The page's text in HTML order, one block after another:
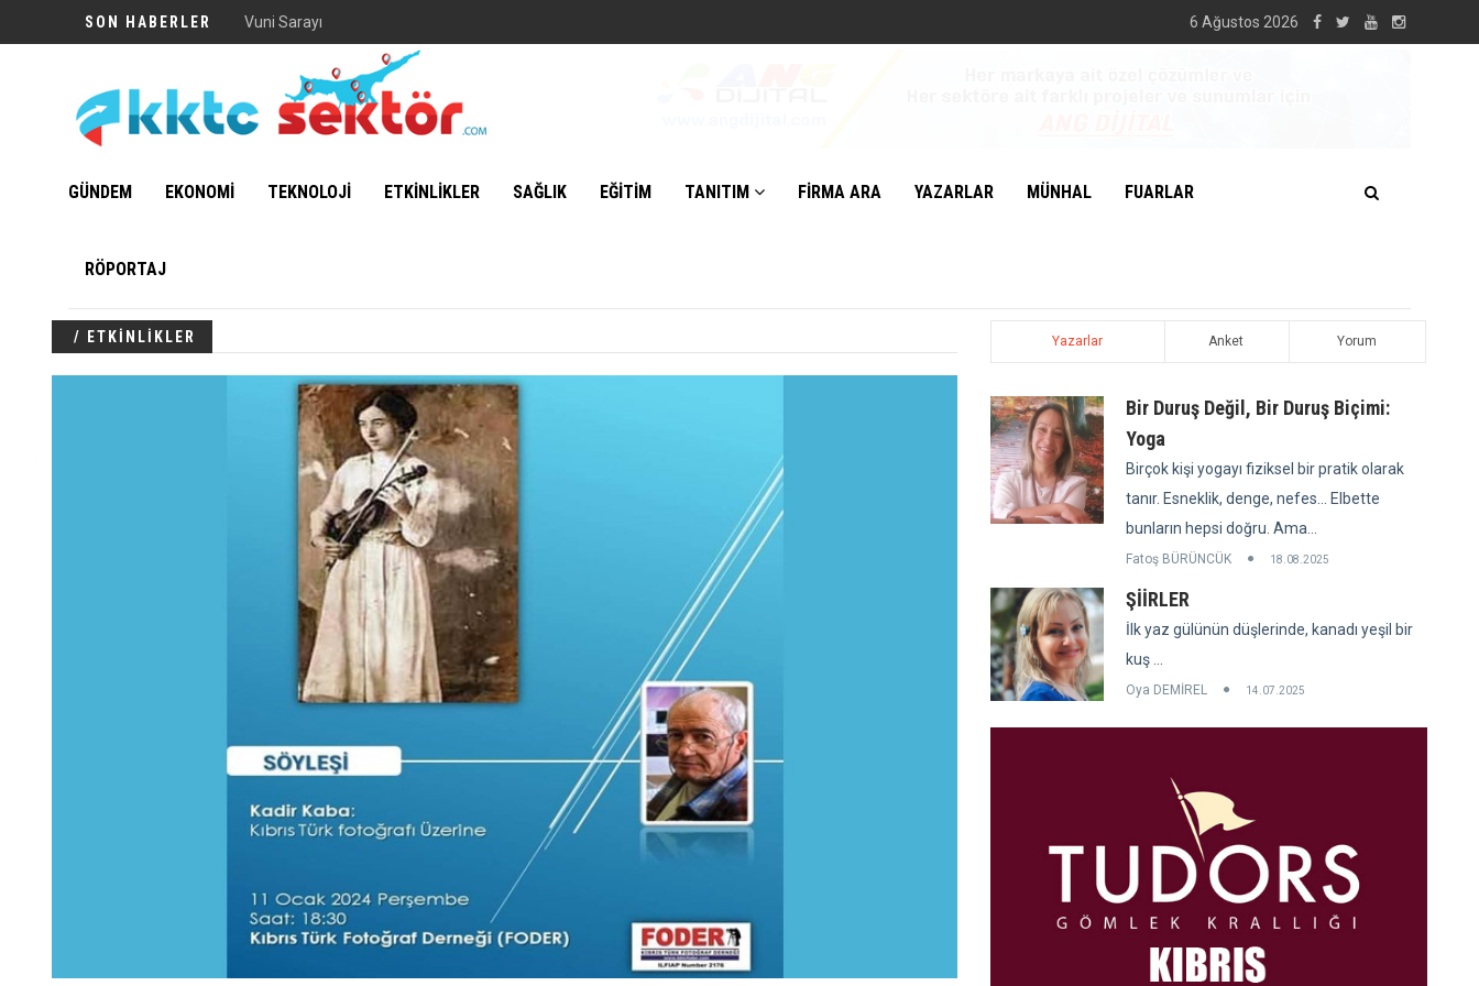
SON HABERLER Vuni Sarayı 6 Ağustos 2026
GÜNDEM EKONOMİ TEKNOLOJİ ETKİNLİKLER SAĞLIK EĞİTİM TANITIM FİRMA ARA YAZARLAR MÜNHAL FUARLAR
RÖPORTAJ
/ ETKİNLİKLER Yazarlar Anket Yorum
Bir Duruş Değil, Bir Duruş Biçimi:
Yoga
Birçok kişi yogayı fiziksel bir pratik olarak
tanır. Esneklik, denge, nefes... Elbette
bunların hepsi doğru. Ama...
Fatoş BÜRÜNCÜK 18.08.2025
ŞİİRLER
İlk yaz gülünün düşlerinde, kanadı yeşil bir
kuş ...
Oya DEMİREL 14.07.2025